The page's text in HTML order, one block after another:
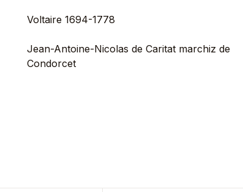
Voltaire 1694-1778
Jean-Antoine-Nicolas de Caritat marchiz de
Condorcet